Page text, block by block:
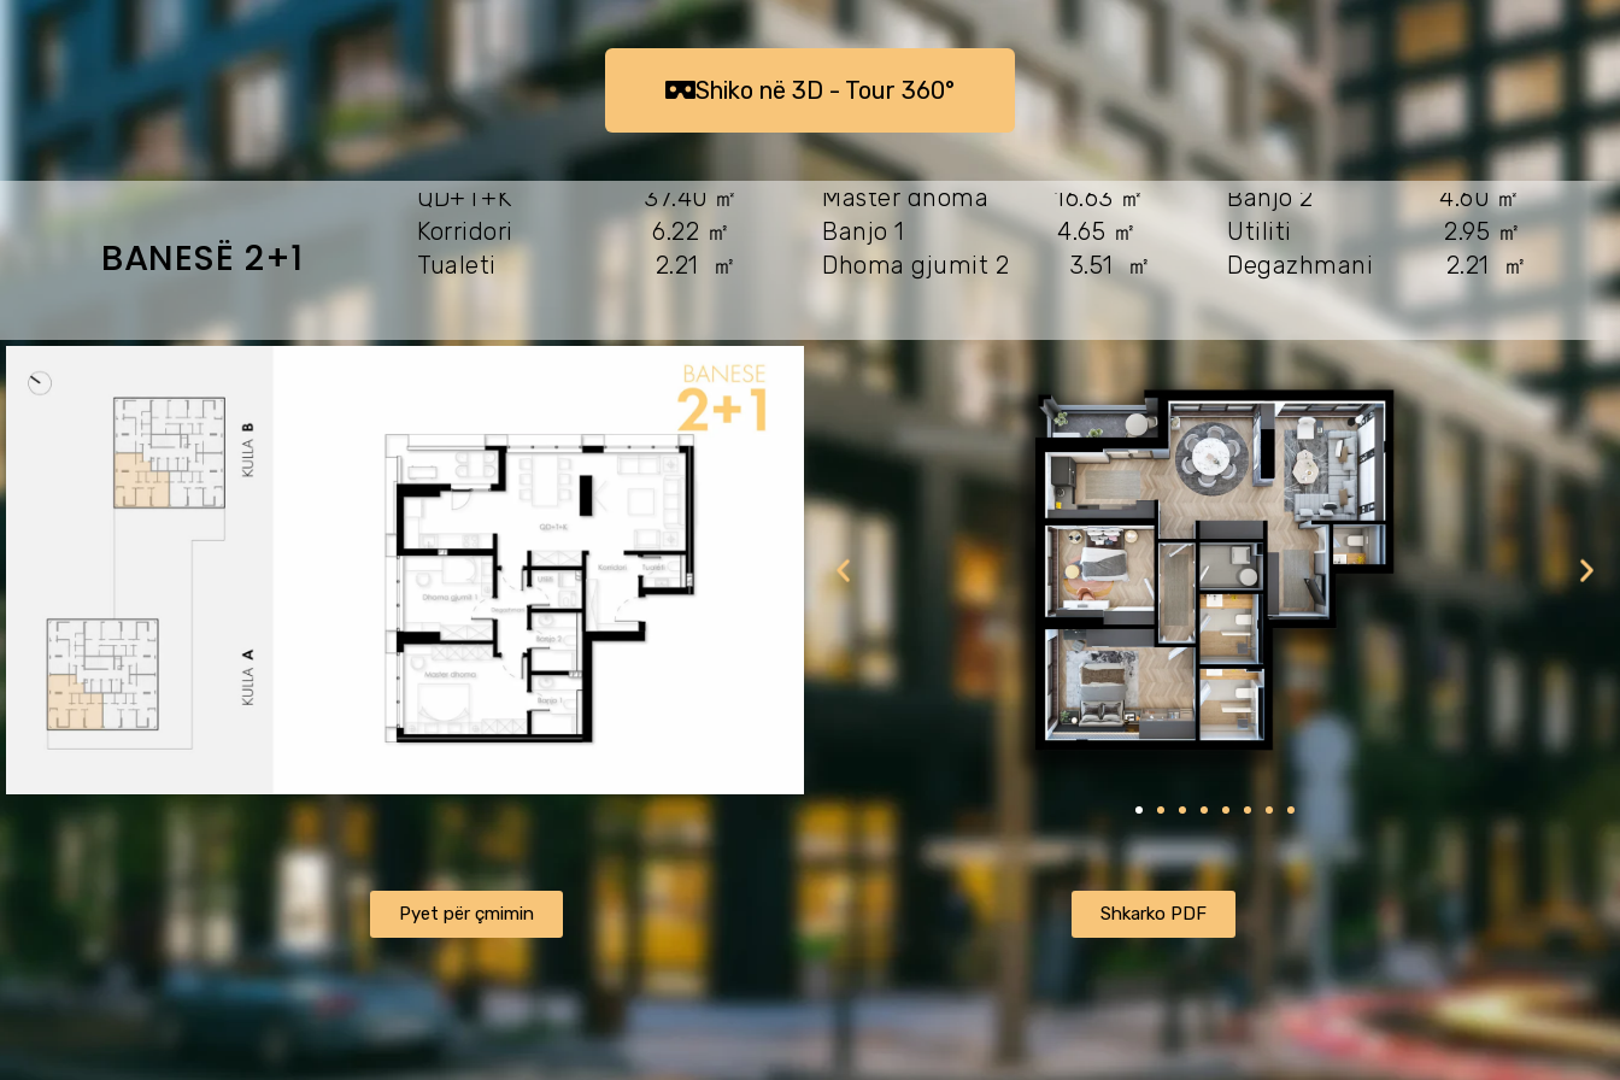
ㅤㅤShiko në 3D - Tour 360°ㅤㅤㅤ
BANESË 2+1
QD+T+K 37.40 ㎡
Korridori 6.22 ㎡
Tualeti 2.21 ㎡
Master dhoma 16.63 ㎡
Banjo 1 4.65 ㎡
Dhoma gjumit 2 3.51 ㎡
Banjo 2 4.60 ㎡
Utiliti 2.95 ㎡
Degazhmani 2.21 ㎡
Sipërfaqja Bruto: 113.162 ㎡
ㅤㅤㅤㅤPyet për çmiminㅤㅤㅤㅤ ㅤㅤㅤㅤShkarko PDFㅤㅤㅤㅤ